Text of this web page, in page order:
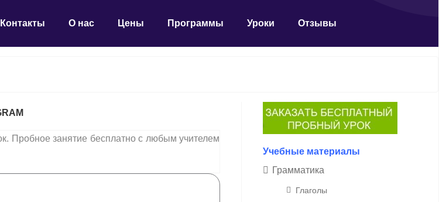
Контакты О нас Цены Программы Уроки Отзывы
Пробное занятие бесплатно с любым учителем
Учебные материалы
Грамматика
Глаголы